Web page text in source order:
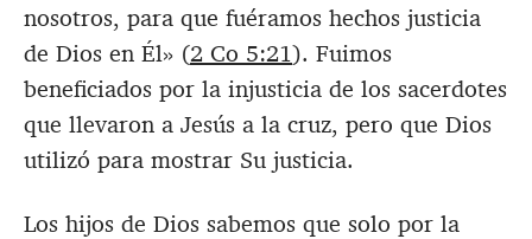
nosotros, para que fuéramos hechos justicia
de Dios en Él» (2 Co 5:21). Fuimos
beneficiados por la injusticia de los sacerdotes
que llevaron a Jesús a la cruz, pero que Dios
utilizó para mostrar Su justicia.
Los hijos de Dios sabemos que solo por la